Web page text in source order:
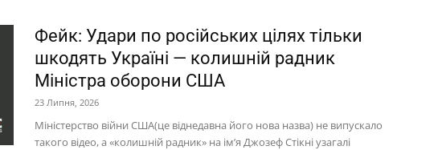
Фейк: Удари по російських цілях тільки
шкодять Україні — колишній радник
Міністра оборони США
23 Липня, 2026
Міністерство війни США(це віднедавна його нова назва) не випускало
такого відео, а «колишній радник» на ім’я Джозеф Стікні узагалі